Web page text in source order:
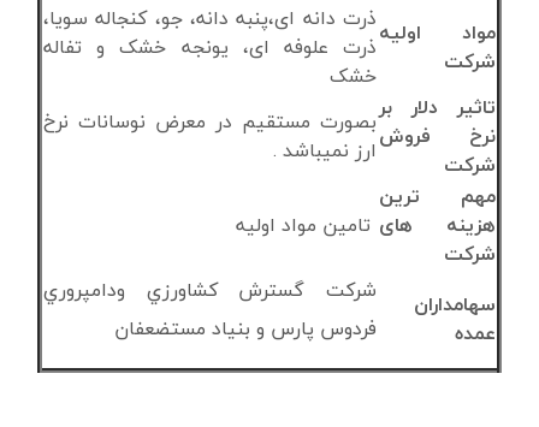
مواد اولیه
شرکت
ذرت دانه ای،پنبه دانه، جو، کنجاله سویا،
ذرت علوفه ای، یونجه خشک و تفاله
خشک
تاثیر دلار بر
نرخ فروش
شرکت
بصورت مستقیم در معرض نوسانات نرخ
ارز نمیباشد .
مهم ترین
هزینه های
شرکت
تامین مواد اولیه
سهامداران
عمده
شركت گسترش كشاورزي ودامپروري
فردوس پارس و بنیاد مستضعفان